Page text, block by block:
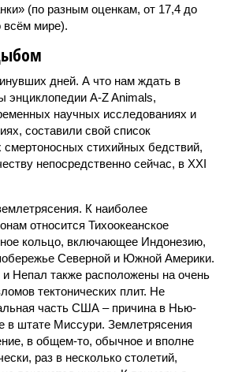
(по разным оценкам, от 17,4 до
всём мире).
дней. А что нам ждать в
энциклопедии A-Z Animals,
научных исследованиях и
составили свой список
стихийных бедствий,
непосредственно сейчас, в XXI
К наиболее
относится Тихоокеанское
кольцо, включающее Индонезию,
Северной и Южной Америки.
Непал также расположены на очень
тектонических плит. Не
часть США – причина в Нью-
в штате Миссури. Землетрясения
в общем-то, обычное и вполне
раз в несколько столетий,